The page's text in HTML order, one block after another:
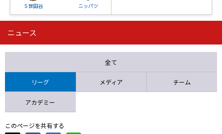
Ｓ世田谷 ニッパツ
第16節 09/05 (土) 15:00
ニッパツ 石人の星
ニュース
全て
リーグ メディア チーム
アカデミー
このページを共有する